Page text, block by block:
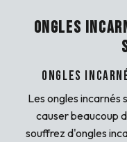
ONGLES
Ongles
Les ongles incarnés
causer beaucoup
souffrez d'ongles